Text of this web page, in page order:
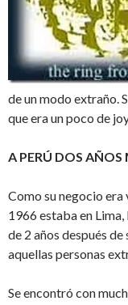
de un modo extraño.
que era un poco de
A PERÚ DOS AÑOS
Como su negocio era
1966 estaba en Lima,
de 2 años después
aquellas personas
Se encontró con